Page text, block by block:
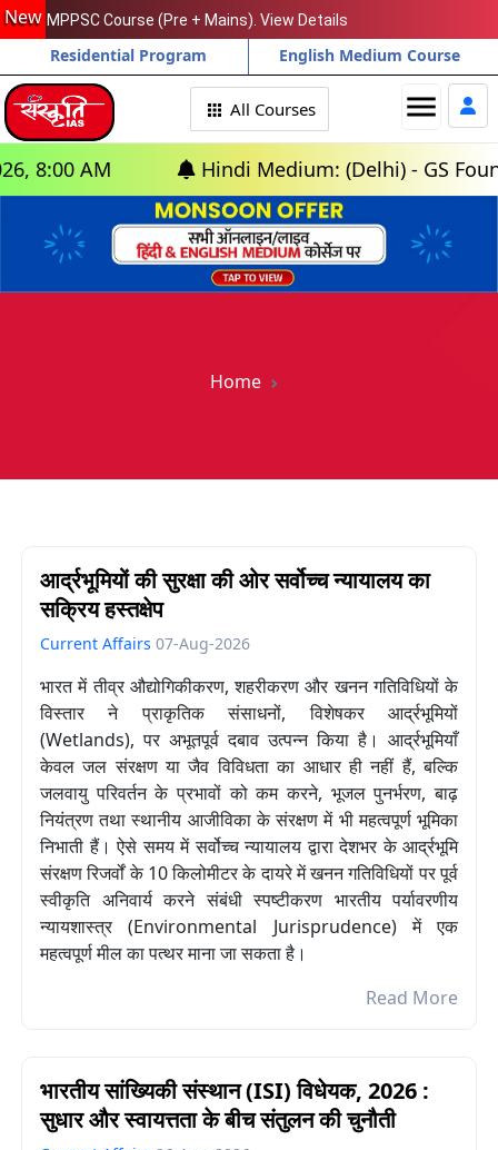
New MPPSC Course (Pre + Mains). View Details
Residential Program English Medium Course
menu
All Courses
Hindi Medium: (Delhi) - GS Foundation
Home
आर्द्रभूमियों की सुरक्षा की ओर सर्वोच्च न्यायालय का
सक्रिय हस्तक्षेप
Current Affairs 07-Aug-2026
भारत में तीव्र औद्योगिकीकरण, शहरीकरण और खनन गतिविधियों के
विस्तार ने प्राकृतिक संसाधनों, विशेषकर आर्द्रभूमियों
(Wetlands), पर अभूतपूर्व दबाव उत्पन्न किया है। आर्द्रभूमियाँ
केवल जल संरक्षण या जैव विविधता का आधार ही नहीं हैं, बल्कि
जलवायु परिवर्तन के प्रभावों को कम करने, भूजल पुनर्भरण, बाढ़
नियंत्रण तथा स्थानीय आजीविका के संरक्षण में भी महत्वपूर्ण भूमिका
निभाती हैं। ऐसे समय में सर्वोच्च न्यायालय द्वारा देशभर के आर्द्रभूमि
संरक्षण रिजर्वों के 10 किलोमीटर के दायरे में खनन गतिविधियों पर पूर्व
स्वीकृति अनिवार्य करने संबंधी स्पष्टीकरण भारतीय पर्यावरणीय
न्यायशास्त्र (Environmental Jurisprudence) में एक
महत्वपूर्ण मील का पत्थर माना जा सकता है।
Read More
भारतीय सांख्यिकी संस्थान (ISI) विधेयक, 2026 :
सुधार और स्वायत्तता के बीच संतुलन की चुनौती